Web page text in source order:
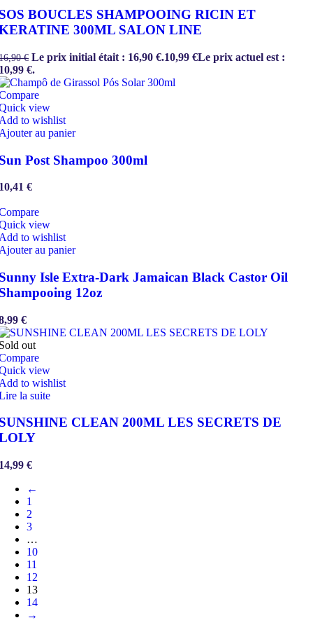
BOUCLES SHAMPOOING RICIN ET
300ML SALON LINE
€ Le prix initial était : 16,90 €.10,99 €Le prix actuel est :
€.
view
to wishlist
au panier
Post Shampoo 300ml
€
view
to wishlist
au panier
Isle Extra-Dark Jamaican Black Castor Oil
12oz
€
out
view
to wishlist
la suite
CLEAN 200ML LES SECRETS DE
€
←
1
2
3
…
10
11
12
13
14
→